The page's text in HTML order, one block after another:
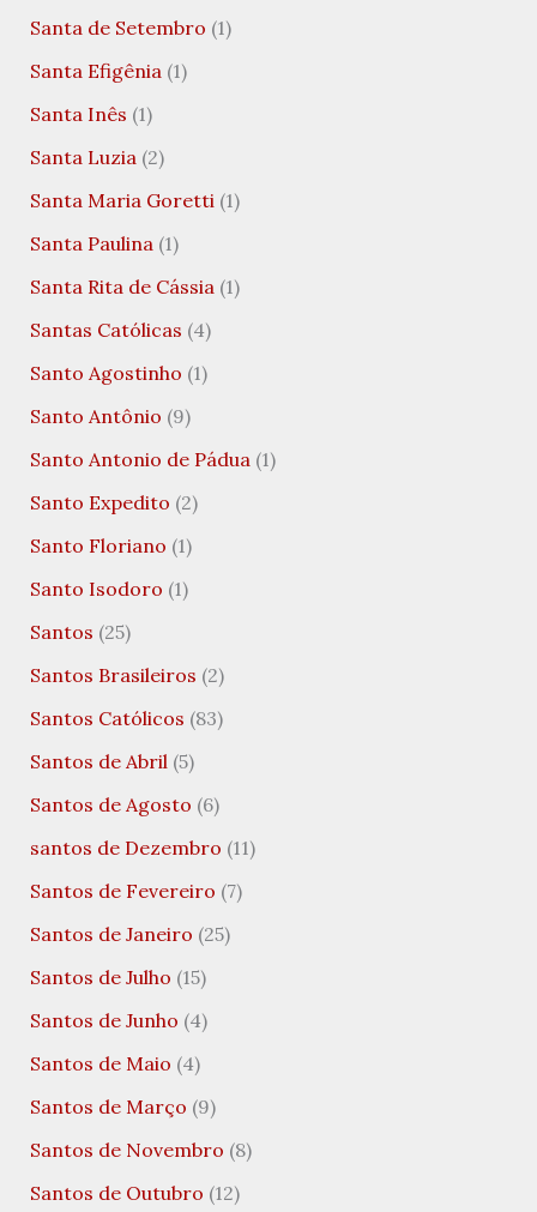
Santa de Setembro (1)
Santa Efigênia (1)
Santa Inês (1)
Santa Luzia (2)
Santa Maria Goretti (1)
Santa Paulina (1)
Santa Rita de Cássia (1)
Santas Católicas (4)
Santo Agostinho (1)
Santo Antônio (9)
Santo Antonio de Pádua (1)
Santo Expedito (2)
Santo Floriano (1)
Santo Isodoro (1)
Santos (25)
Santos Brasileiros (2)
Santos Católicos (83)
Santos de Abril (5)
Santos de Agosto (6)
santos de Dezembro (11)
Santos de Fevereiro (7)
Santos de Janeiro (25)
Santos de Julho (15)
Santos de Junho (4)
Santos de Maio (4)
Santos de Março (9)
Santos de Novembro (8)
Santos de Outubro (12)